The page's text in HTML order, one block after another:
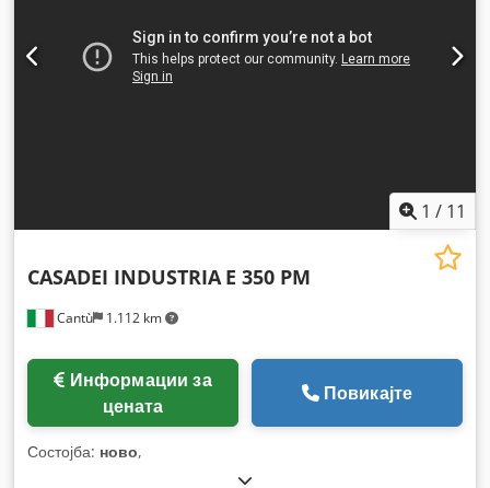
1 / 11
Cantù 1.112 km
CASADEI INDUSTRIA E 350 PM
цената
Повикајте
Состојба: ново,